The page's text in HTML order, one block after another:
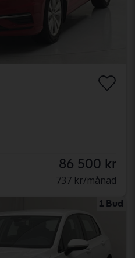
86 500 kr
737 kr/månad
1 Bud